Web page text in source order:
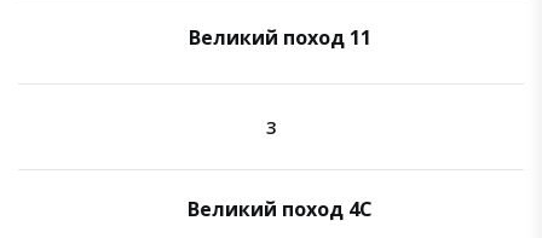
Великий поход 11
3
Великий поход 4C